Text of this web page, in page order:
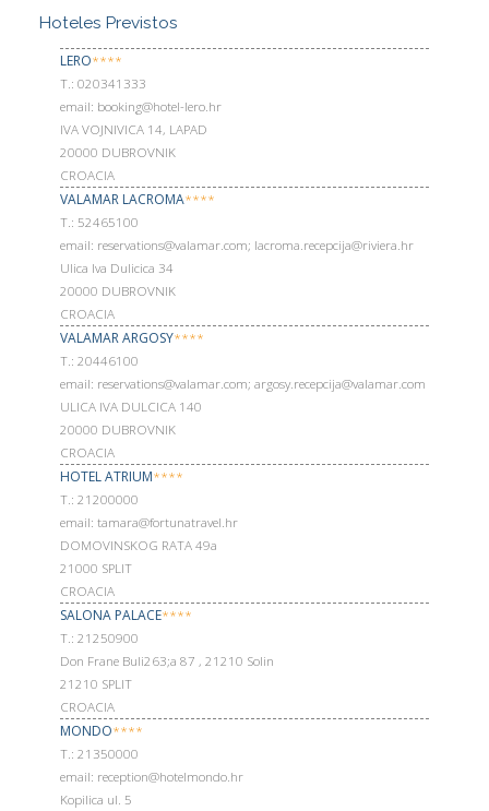
Hoteles Previstos
LERO****
Т.: 020341333
email: booking@hotel-lero.hr
IVA VOJNIVICA 14, LAPAD
20000 DUBROVNIK
CROACIA
VALAMAR LACROMA****
Т.: 52465100
email: reservations@valamar.com; lacroma.recepcija@riviera.hr
Ulica Iva Dulicica 34
20000 DUBROVNIK
CROACIA
VALAMAR ARGOSY****
Т.: 20446100
email: reservations@valamar.com; argosy.recepcija@valamar.com
ULICA IVA DULCICA 140
20000 DUBROVNIK
CROACIA
HOTEL ATRIUM****
Т.: 21200000
email: tamara@fortunatravel.hr
DOMOVINSKOG RATA 49a
21000 SPLIT
CROACIA
SALONA PALACE****
Т.: 21250900
Don Frane Buli263;a 87 , 21210 Solin
21210 SPLIT
CROACIA
MONDO****
Т.: 21350000
email: reception@hotelmondo.hr
Kopilica ul. 5